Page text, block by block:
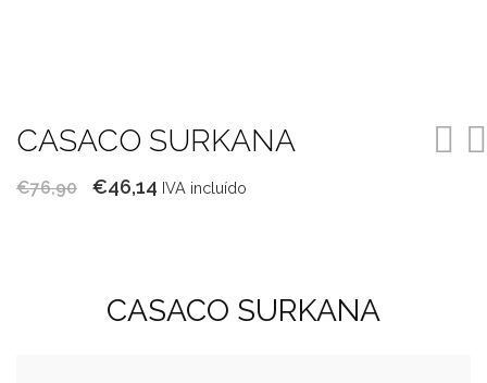
CASACO SURKANA
€76,90
O
€76,90.
€46,14 O
€46,14.
IVA incluído
CASACO SURKANA